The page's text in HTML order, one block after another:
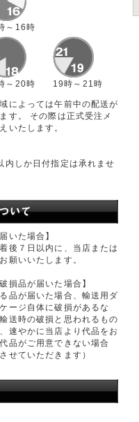
～16時
～20時 19時～21時
によっては午前中の配送が
す。 その際は正式受注メ
いたします。
内しか日付指定は承れませ
いた場合】
後７日以内に、当店または
願いいたします。
損品が届いた場合】
品が届いた場合、輸送用ダ
ージ自体に破損があるな
送時の破損と思われるもの
速やかに当店より代品をお
品がご用意できない場合
せていただきます）